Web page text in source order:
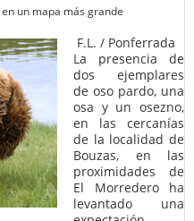
en un mapa más grande
F.L. / Ponferrada
La presencia de
dos ejemplares
de oso pardo, una
osa y un osezno,
en las cercanías
de la localidad de
Bouzas, en las
proximidades de
El Morredero ha
levantado una